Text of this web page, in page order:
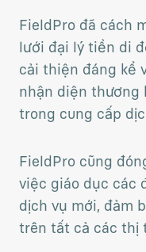
FieldPro đã cách
lưới đại lý tiền di
cải thiện đáng kể
nhận diện thương
trong cung cấp
FieldPro cũng
việc giáo dục các
dịch vụ mới, đảm
trên tất cả các thị